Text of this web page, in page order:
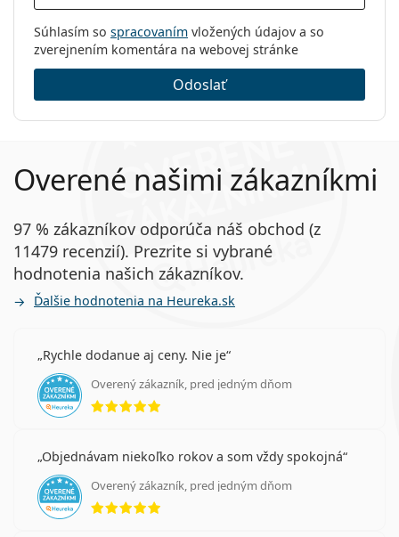
Súhlasím so spracovaním vložených údajov a so
zverejnením komentára na webovej stránke
Odoslať
Overené našimi zákazníkmi
97 % zákazníkov odporúča náš obchod (z
11479 recenzií). Prezrite si vybrané
hodnotenia našich zákazníkov.
Ďalšie hodnotenia na Heureka.sk
Rychle dodanue aj ceny. Nie je
Overený zákazník, pred jedným dňom
hodnotenie 5 z 5
Objednávam niekoľko rokov a som vždy spokojná
Overený zákazník, pred jedným dňom
hodnotenie 5 z 5